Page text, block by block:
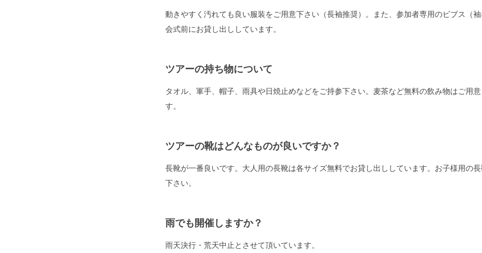
動きやすく汚れても良い服装をご用意下さい（長袖推奨）。また、参加者専用のビブス（
会式前にお貸し出ししています。
ツアーの持ち物について
タオル、軍手、帽子、雨具や日焼止めなどをご持参下さい。麦茶など無料の飲み物はご用意
す。
ツアーの靴はどんなものが良いですか？
長靴が一番良いです。大人用の長靴は各サイズ無料でお貸し出ししています。お子様用の
下さい。
雨でも開催しますか？
雨天決行・荒天中止とさせて頂いています。